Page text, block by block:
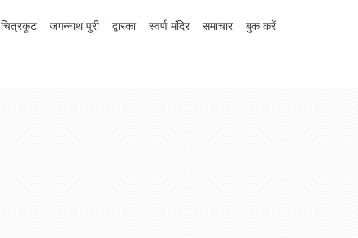
चित्रकूट जगन्नाथ पुरी द्वारका स्वर्ण मंदिर समाचार बुक करें